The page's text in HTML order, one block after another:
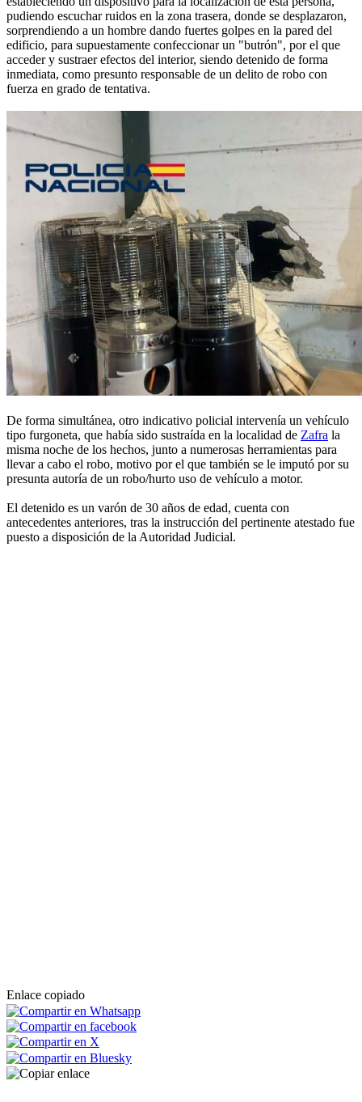
pudiendo escuchar ruidos en la zona trasera, donde se desplazaron,
sorprendiendo a un hombre dando fuertes golpes en la pared del
edificio, para supuestamente confeccionar un "butrón", por el que
acceder y sustraer efectos del interior, siendo detenido de forma
inmediata, como presunto responsable de un delito de robo con
fuerza en grado de tentativa.
De forma simultánea, otro indicativo policial intervenía un vehículo
tipo furgoneta, que había sido sustraída en la localidad de Zafra la
misma noche de los hechos, junto a numerosas herramientas para
llevar a cabo el robo, motivo por el que también se le imputó por su
presunta autoría de un robo/hurto uso de vehículo a motor.
El detenido es un varón de 30 años de edad, cuenta con
antecedentes anteriores, tras la instrucción del pertinente atestado fue
puesto a disposición de la Autoridad Judicial.
Enlace copiado